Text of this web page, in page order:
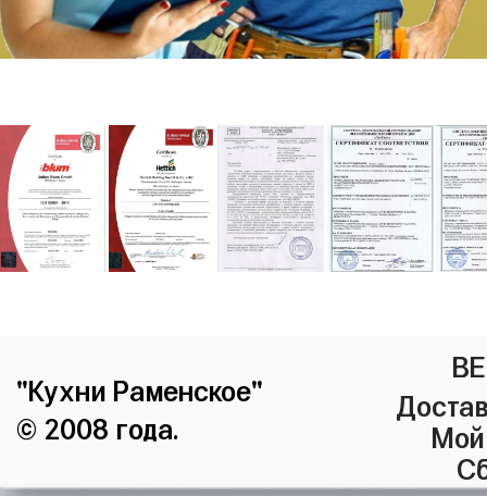
"Кухни Раменское"
© 2008 года.